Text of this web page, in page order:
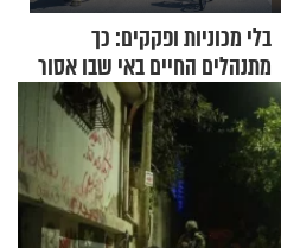
בלי מכוניות ופקקים: כך
מתנהלים החיים באי שבו אסור
לנהוג כבר יותר מ-120 שנה